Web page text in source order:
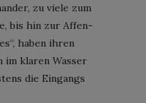
zu viele zum
bis hin zur Affen-
haben ihren
im klaren Wasser
die Eingangs